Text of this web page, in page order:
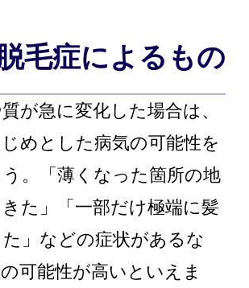
毛症によるもの
が急に変化した場合は、
めとした病気の可能性を
。「薄くなった箇所の地
た」「一部だけ極端に髪
」などの症状があるな
可能性が高いといえま